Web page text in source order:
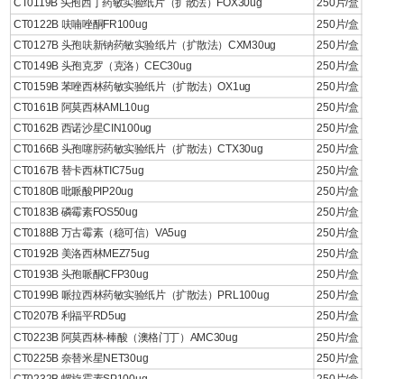
CT0119B 头孢西丁药敏实验纸片（扩散法）FOX30ug
250片/盒
CT0122B 呋喃唑酮FR100ug
250片/盒
CT0127B 头孢呋新钠药敏实验纸片（扩散法）CXM30ug 250片/盒
CT0149B 头孢克罗（克洛）CEC30ug 250片/盒
CT0159B 苯唑西林药敏实验纸片（扩散法）OX1ug 250片/盒
CT0161B 阿莫西林AML10ug 250片/盒
CT0162B 西诺沙星CIN100ug 250片/盒
CT0166B 头孢噻肟药敏实验纸片（扩散法）CTX30ug
250片/盒
CT0167B 替卡西林TIC75ug
250片/盒
CT0180B 吡哌酸PIP20ug
250片/盒
CT0183B 磷霉素FOS50ug
250片/盒
CT0188B 万古霉素（稳可信）VA5ug
250片/盒
CT0192B 美洛西林MEZ75ug
250片/盒
CT0193B 头孢哌酮CFP30ug 250片/盒
CT0199B 哌拉西林药敏实验纸片（扩散法）PRL100ug 250片/盒
CT0207B 利福平RD5ug 250片/盒
CT0223B 阿莫西林-棒酸（澳格门丁）AMC30ug 250片/盒
CT0225B 奈替米星NET30ug 250片/盒